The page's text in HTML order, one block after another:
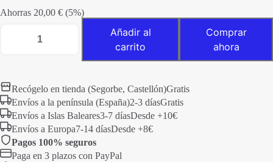
original
actual
Ahorras 20,00 € (5%)
Añadir al
carrito
Comprar
ahora
Recógelo en tienda (Segorbe, Castellón)Gratis
Envíos a la península (España)2-3 díasGratis
Envíos a Islas Baleares3-7 díasDesde +10€
Envíos a Europa7-14 díasDesde +8€
Pagos 100% seguros
Paga en 3 plazos con PayPal